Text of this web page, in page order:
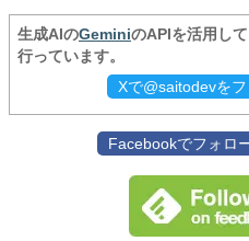
生成AIのGeminiのAPIを活用し
行っています。
Xで@saitodevを
Facebookでフォロ